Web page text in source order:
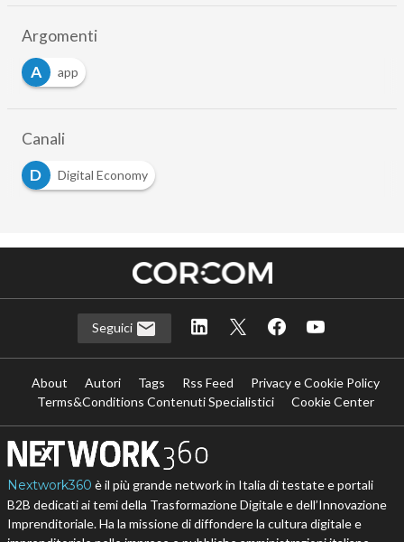
Argomenti
A
app
Canali
D
Digital Economy
Seguici
About Autori Tags Rss Feed
Privacy e Cookie Policy
Terms&Conditions Contenuti Specialistici
Cookie Center
Nextwork360 è il più grande network in Italia di testate e portali
B2B dedicati ai temi della Trasformazione Digitale e dell’Innovazione
Imprenditoriale. Ha la missione di diffondere la cultura digitale e